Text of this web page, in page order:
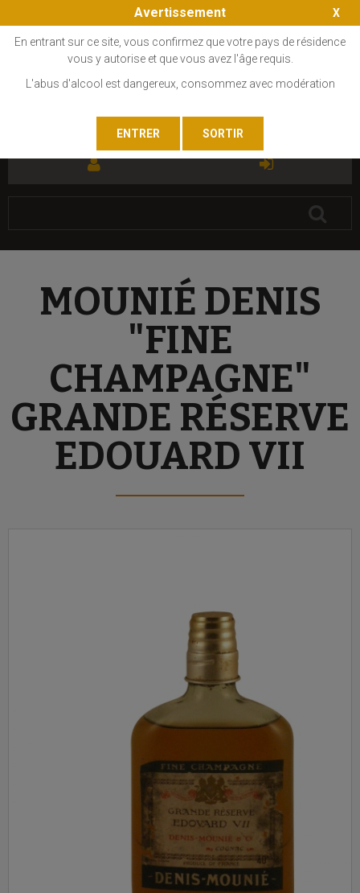
MOUNIÉ DENIS
"FINE
CHAMPAGNE"
GRANDE RÉSERVE
EDOUARD VII
Avertissement
En entrant sur ce site, vous confirmez que votre pays de résidence
vous y autorise et que vous avez l'âge requis.
L'abus d'alcool est dangereux, consommez avec modération